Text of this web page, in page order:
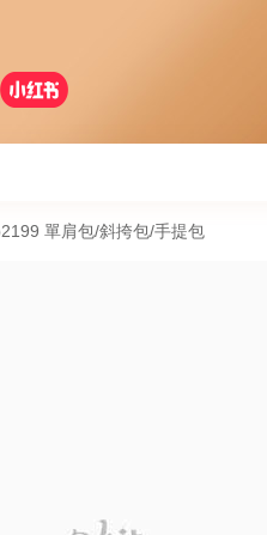
單肩包/斜挎包/手提包